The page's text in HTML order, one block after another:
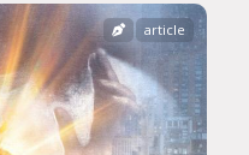
article